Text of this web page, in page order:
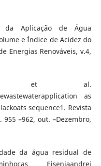
da Aplicação de Água
e Índice de Acidez do
Energias Renováveis, v.4,
P.F. et al.
as
sequence1. Revista
–962, out. –Dezembro,
da água residual de
Eiseniaandrei